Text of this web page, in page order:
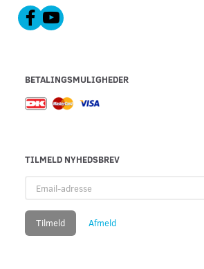
BETALINGSMULIGHEDER
TILMELD NYHEDSBREV
adresse
Tilmeld Afmeld